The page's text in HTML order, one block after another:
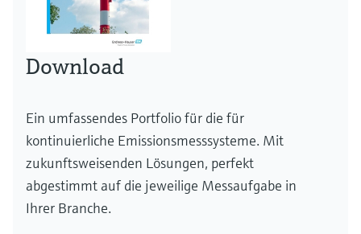
Download
Ein umfassendes Portfolio für die für
kontinuierliche Emissionsmesssysteme. Mit
zukunftsweisenden Lösungen, perfekt
abgestimmt auf die jeweilige Messaufgabe in
Ihrer Branche.